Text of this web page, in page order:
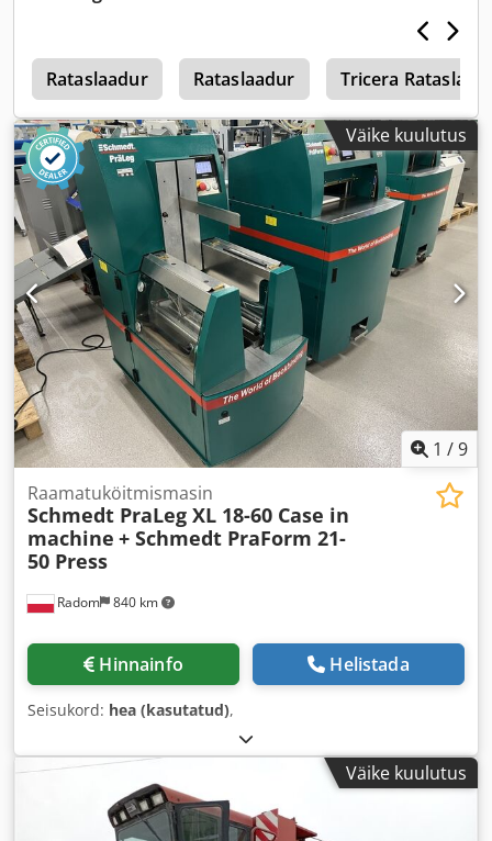
Rataslaadur Rataslaadur Tricera
Väike kuulutus
1 /9
Radom 840 km
Raamatuköitmismasin
Schmedt PraLeg XL 18-60 Case in
machine + Schmedt PraForm 21-
50 Press
Hinnainfo Helistada
Seisukord: hea (kasutatud),
Väike kuulutus